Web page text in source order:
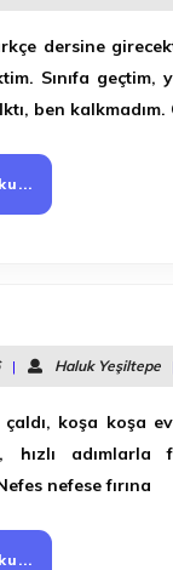
14,
dersine
Sınıfa
ben kalkmadım.
Oku...
Mart
7,
| Haluk Yeşiltepe
koşa koşa
hızlı adımlarla
nefese fırına